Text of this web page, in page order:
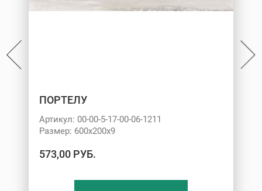
ПОРТЕЛУ
Артикул: 00-00-5-17-00-06-1211
Размер: 600х200х9
573,00 РУБ.